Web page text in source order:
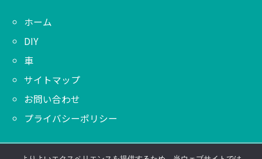
ホーム
DIY
車
サイトマップ
お問い合わせ
プライバシーポリシー